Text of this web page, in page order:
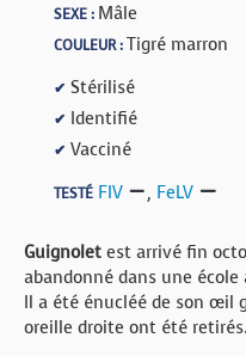
SEXE : Mâle
COULEUR :Tigré marron
✔ Stérilisé
✔ Identifié
✔ Vacciné
TESTÉ FIV , FeLV
Guignolet est arrivé fin
abandonné dans une
Il a été énucléé de son œil
oreille droite ont été retirés.